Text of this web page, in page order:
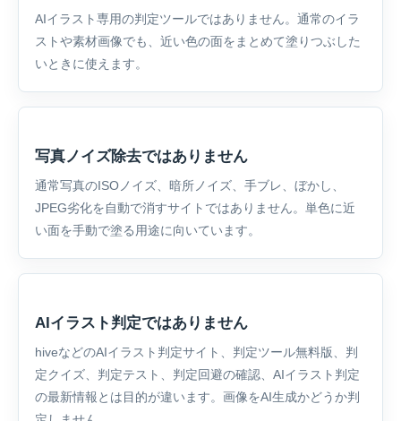
AIイラスト専用の判定ツールではありません。通常のイラ
ストや素材画像でも、近い色の面をまとめて塗りつぶした
いときに使えます。
写真ノイズ除去ではありません
通常写真のISOノイズ、暗所ノイズ、手ブレ、ぼかし、
JPEG劣化を自動で消すサイトではありません。単色に近
い面を手動で塗る用途に向いています。
AIイラスト判定ではありません
hiveなどのAIイラスト判定サイト、判定ツール無料版、判
定クイズ、判定テスト、判定回避の確認、AIイラスト判定
の最新情報とは目的が違います。画像をAI生成かどうか判